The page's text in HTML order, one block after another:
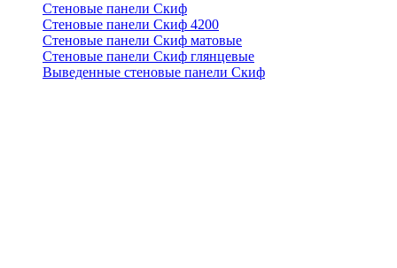
Стеновые панели Скиф
Стеновые панели Скиф 4200
Стеновые панели Скиф матовые
Стеновые панели Скиф глянцевые
Выведенные стеновые панели Скиф